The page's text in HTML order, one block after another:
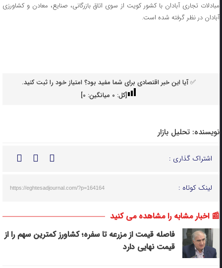
مبادلات تجاری آبادان با کشور کویت از سوی اتاق بازرگانی، صنایع، معادن و کشاورزی
آبادان در نظر گرفته شده است.
✅ آیا این خبر اقتصادی برای شما مفید بود؟ امتیاز خود را ثبت کنید.
[کل: 0میانگین: 0
]
نویسنده: تحلیل بازار
اشتراک گذاری :
لینک کوتاه : https://eghtesadjournal.com/?p=164164
📰 اخبار مشابه را مشاهده می کنید
فاصله قیمت از مزرعه تا سفره؛ کشاورز کمترین سهم را از
قیمت نهایی دارد